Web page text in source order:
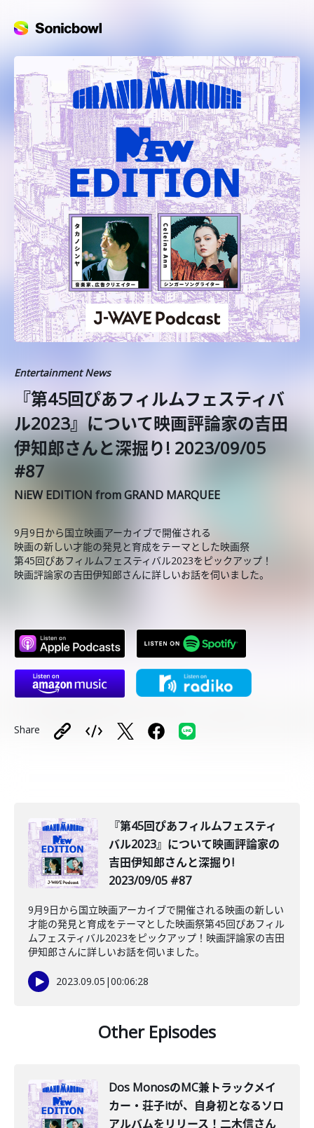
Entertainment News
️『第45回ぴあフィルムフェスティバ
ル2023』について映画評論家の吉田
伊知郎さんと深掘り! 2023/09/05
#87
NiEW EDITION from GRAND MARQUEE
9月9日から国立映画アーカイブで開催される
映画の新しい才能の発見と育成をテーマとした映画祭
第45回ぴあフィルムフェスティバル2023をピックアップ！
映画評論家の吉田伊知郎さんに詳しいお話を伺いました。
Share
️『第45回ぴあフィルムフェスティ
バル2023』について映画評論家の
吉田伊知郎さんと深掘り!
2023/09/05 #87
9月9日から国立映画アーカイブで開催される映画の新しい
才能の発見と育成をテーマとした映画祭第45回ぴあフィル
ムフェスティバル2023をピックアップ！映画評論家の吉田
伊知郎さんに詳しいお話を伺いました。
2023.09.05 |00:06:28
Other Episodes
Dos MonosのMC兼トラックメイ
カー・荘子itが、自身初となるソロ
アルバムをリリース！二木信さん